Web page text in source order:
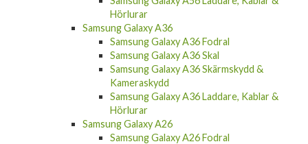
Hörlurar
Samsung Galaxy A36
Samsung Galaxy A36 Fodral
Samsung Galaxy A36 Skal
Samsung Galaxy A36 Skärmskydd &
Kameraskydd
Samsung Galaxy A36 Laddare, Kablar &
Hörlurar
Samsung Galaxy A26
Samsung Galaxy A26 Fodral